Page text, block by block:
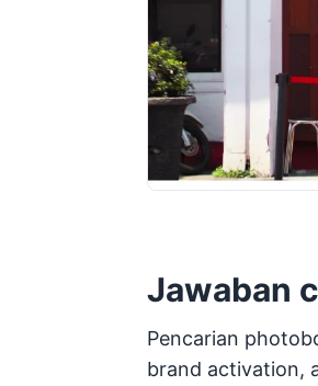
Jawaban
Pencarian
brand activation,